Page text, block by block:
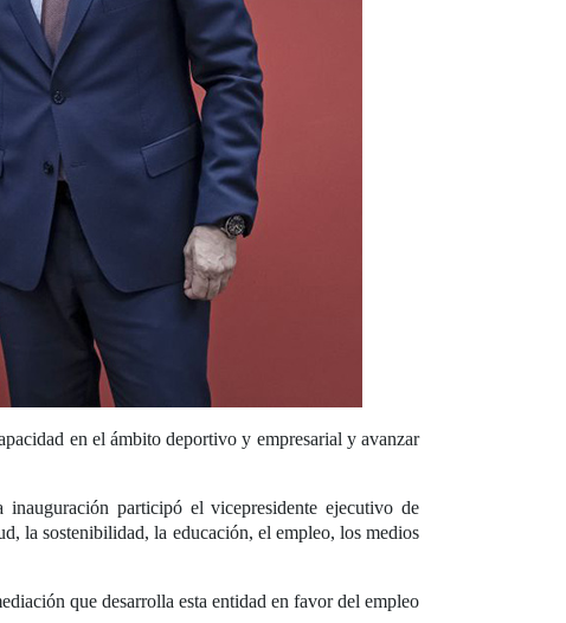
en el ámbito deportivo y empresarial y avanzar
participó el vicepresidente ejecutivo de
la sostenibilidad, la educación, el empleo, los medios
que desarrolla esta entidad en favor del empleo